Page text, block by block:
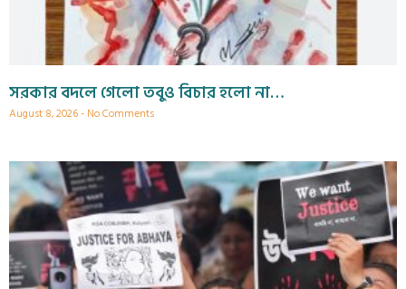
সরকার বদলে গেলো তবুও বিচার হলো না…
August 8, 2026 No Comments